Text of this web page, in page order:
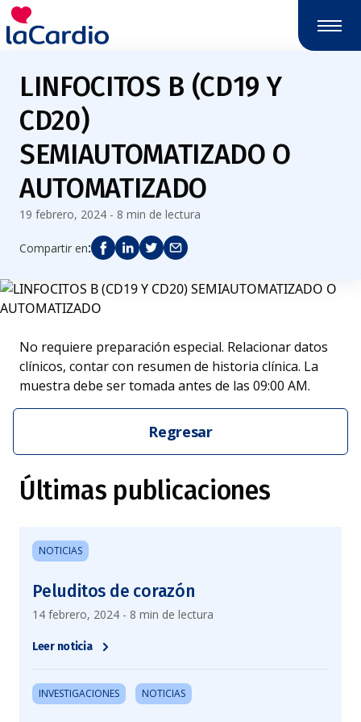
LINFOCITOS B (CD19 Y
CD20)
SEMIAUTOMATIZADO O
AUTOMATIZADO
19 febrero, 2024 - 8 min de lectura
Compartir en:
No requiere preparación especial. Relacionar datos
clínicos, contar con resumen de historia clínica. La
muestra debe ser tomada antes de las 09:00 AM.
Regresar
Últimas publicaciones
NOTICIAS
Peluditos de corazón
14 febrero, 2024 - 8 min de lectura
Leer noticia
INVESTIGACIONES NOTICIAS